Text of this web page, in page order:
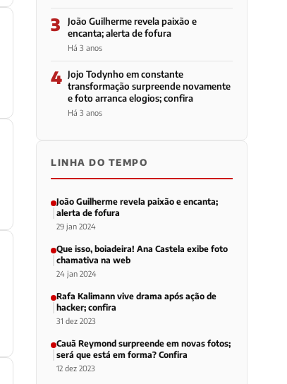
3
João Guilherme revela paixão e
encanta; alerta de fofura
Há 3 anos
4 Jojo Todynho em constante
transformação surpreende novamente
e foto arranca elogios; confira
Há 3 anos
LINHA DO TEMPO
João Guilherme revela paixão e encanta;
alerta de fofura
29 jan 2024
Que isso, boiadeira! Ana Castela exibe foto
chamativa na web
24 jan 2024
Rafa Kalimann vive drama após ação de
hacker; confira
31 dez 2023
Cauã Reymond surpreende em novas fotos;
será que está em forma? Confira
12 dez 2023